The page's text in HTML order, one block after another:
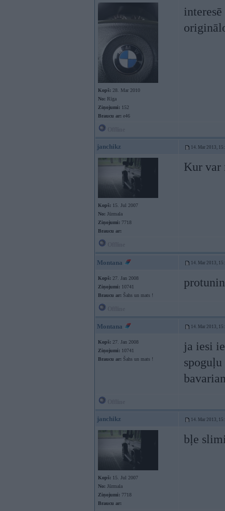
Kopš: 28. Mar 2010
No: Rīga
Ziņojumi: 152
Braucu ar: e46
janchikz 14. Mar 2013,
Kopš: 15. Jul 2007
No: Jūrmala
Ziņojumi: 7718
Braucu ar:
Kur var
Montana 14. Mar 2013,
Kopš: 27. Jan 2008
Ziņojumi: 10741
Braucu ar: Šahs un mats !
Montana 14. Mar 2013,
Kopš: 27. Jan 2008
Ziņojumi: 10741
Braucu ar: Šahs un mats !
ja iesi
janchikz 14. Mar 2013,
Kopš: 15. Jul 2007
No: Jūrmala
Ziņojumi: 7718
Braucu ar:
bļe